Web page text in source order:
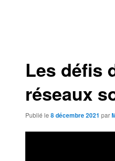
Les défis
réseaux
Publié le 8 décembre 2021 par